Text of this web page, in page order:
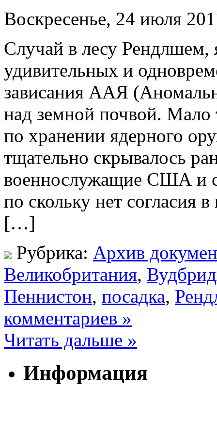
Воскресенье, 24 июля
Случай в лесу Рендлшем,
удивительных и
зависания ААЯ
над земной почвой. Мало
по хранении ядерного
тщательно скрывалось
военнослужащие США и
по скольку нет согласия
[…]
Рубрика: Архив
Великобритания,
Пеннистон, посадка,
комментариев »
Читать дальше »
Информация